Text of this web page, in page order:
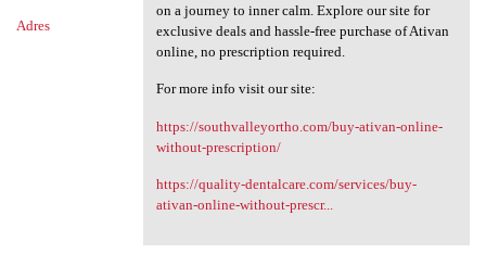
Adres
on a journey to inner calm. Explore our site for
exclusive deals and hassle-free purchase of Ativan
online, no prescription required.
For more info visit our site:
https://southvalleyortho.com/buy-ativan-online-
without-prescription/
https://quality-dentalcare.com/services/buy-
ativan-online-without-prescr...